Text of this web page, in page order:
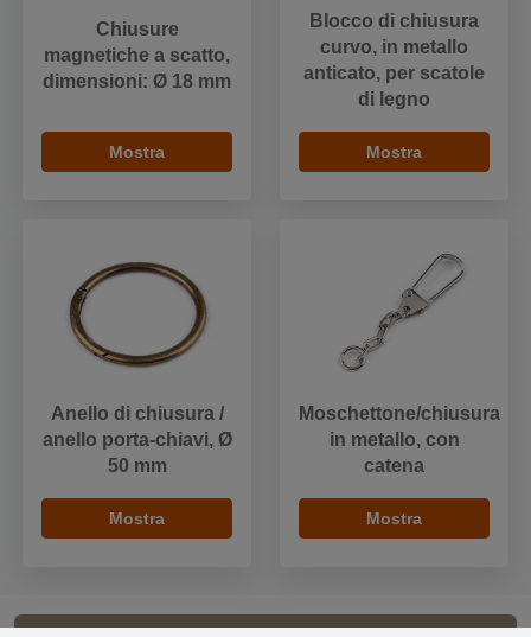
Chiusure
magnetiche a scatto,
dimensioni: Ø 18 mm
Mostra
Blocco di chiusura
curvo, in metallo
anticato, per scatole
di legno
Mostra
Anello di chiusura /
anello porta-chiavi, Ø
50 mm
Mostra
Moschettone/chiusura
in metallo, con
catena
Mostra